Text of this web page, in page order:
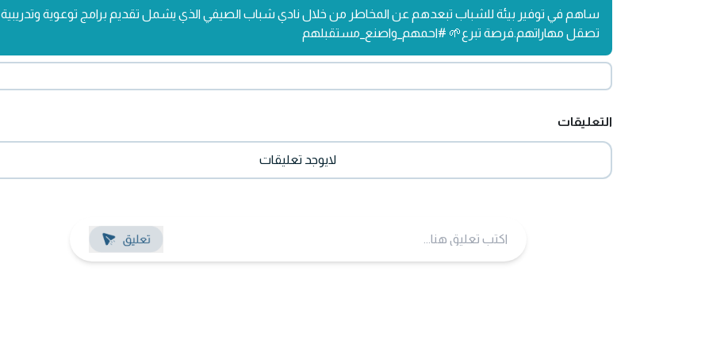
ساهم في توفير بيئة للشباب تبعدهم عن المخاطر من خلال نادي شباب الصيفي الذي يشمل تقديم برامج توعوية وتدريبية
تصقل مهاراتهم.فرصة تبرع🌱 #احمهم_واصنع_مستقبلهم
التعليقات
لايوجد تعليقات